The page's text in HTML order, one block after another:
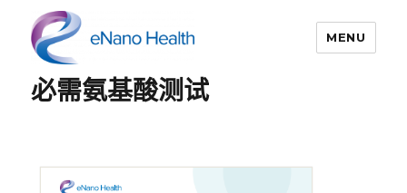
依纳康科技
MENU
必需氨基酸测试